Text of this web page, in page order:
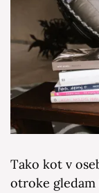
Tako kot v
otroke gledam